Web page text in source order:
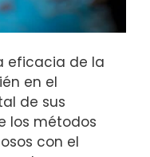
eficacia de la
en el
de sus
los métodos
con el